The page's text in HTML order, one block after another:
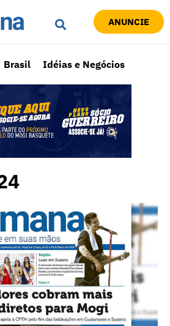
ANUNCIE
Brasil Idéias e Negócios